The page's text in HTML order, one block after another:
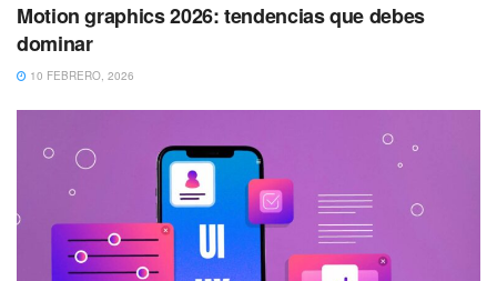
Motion graphics 2026: tendencias que debes
dominar
10 FEBRERO, 2026